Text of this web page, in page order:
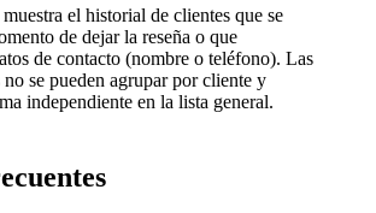
el historial de clientes que se
de dejar la reseña o que
de contacto (nombre o teléfono). Las
no se pueden agrupar por cliente y
independiente en la lista general.